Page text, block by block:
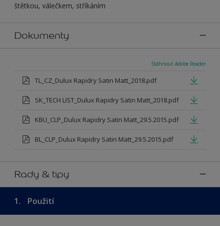
štětkou, válečkem, stříkáním
Dokumenty
Stáhnout Adobe Reader
TL_CZ_Dulux Rapidry Satin Matt_2018.pdf
SK_TECH LIST_Dulux Rapidry Satin Matt_2018.pdf
KBU_CLP_Dulux Rapidry Satin Matt_29.5.2015.pdf
BL_CLP_Dulux Rapidry Satin Matt_29.5.2015.pdf
Rady & tipy
1. Použití